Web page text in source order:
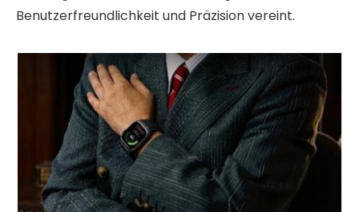
Benutzerfreundlichkeit und Präzision vereint.